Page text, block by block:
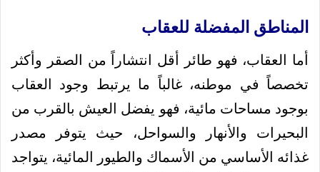
المناطق المفضلة للعقاب
أما العقاب، فهو طائر أقل انتشاراً من الصقر وأكثر
تخصصاً في موطنه، غالباً ما يرتبط وجود العقاب
بوجود مساحات مائية، فهو يفضل العيش بالقرب من
البحيرات والأنهار والسواحل، حيث يتوفر مصدر
غذائه الأساسي من الأسماك والطيور المائية، يتواجد